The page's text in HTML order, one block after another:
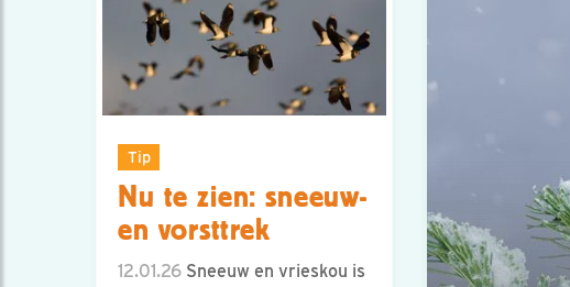
Tip
Nu te zien: sneeuw-
en vorsttrek
12.01.26 Sneeuw en vrieskou is